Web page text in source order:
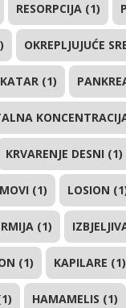
RESORPCIJA (1)
OKREPLJUJUĆE
(1)
KRVARENJE DESNI (1)
(1) LOSION
(1)
(1) KAPILARE (1)
HAMAMELIS (1)